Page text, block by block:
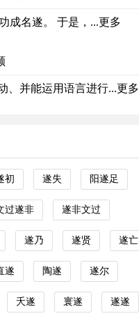
成名遂。 于是，...更多
、并能运用语言进行...更多
初 遂失 阳遂足
过遂非 遂非文过
遂乃 遂贤 遂亡
遂 陶遂 遂尔
夭遂 寰遂 遂遂